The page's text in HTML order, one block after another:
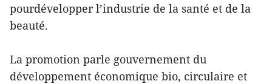
pourdévelopper l’industrie de la santé et de la
beauté.
La promotion parle gouvernement du
développement économique bio, circulaire et